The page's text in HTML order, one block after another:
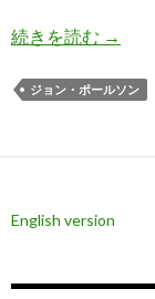
続きを読む ポー
→
ジョン・ポールソン
English version